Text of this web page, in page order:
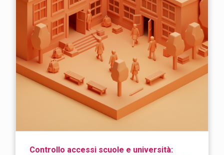
Controllo accessi scuole e università: